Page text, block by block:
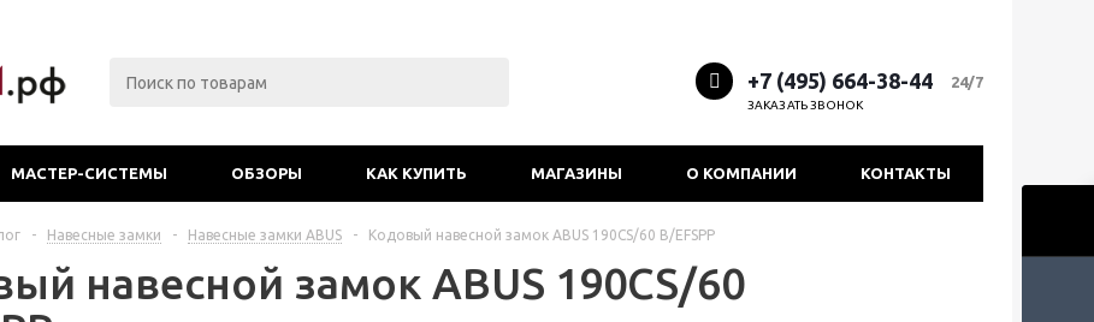
+7 (495) 664-38-44 24/7
ЗАКАЗАТЬ ЗВОНОК
МАСТЕР-СИСТЕМЫ ОБЗОРЫ КАК КУПИТЬ МАГАЗИНЫ О КОМПАНИИ КОНТАКТЫ
- Навесные замки - Навесные замки ABUS - Кодовый навесной замок ABUS 190CS/60 B/EFSPP
навесной замок ABUS 190CS/60